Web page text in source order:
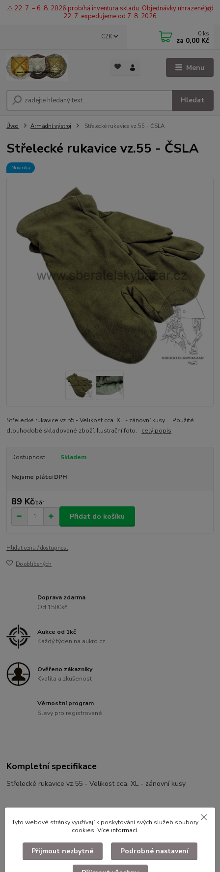
⚠️ 22. 7. – 6. 8. 2026 probíhá inventura skladu. Objednávky uhrazené od
22. 7. expedujeme od 7. 8. 2026
Menu
CZK
Hledat
0 ks
za 0,00 Kč
Úvod Armádní výstroj Střelecké rukavice vz.55 - ČSLA
Střelecké rukavice vz.55 - ČSLA
Novinka
Střelecké rukavice vz.55 - Velikost cca. XL - zánovní kusy Použité
dlouhodobě skladované zboží. Ilustrační foto. celý popis
Dostupnost Skladem
Nejsme plátci DPH
89 Kč/pár
Přidat do košíku
Hlídat cenu / dostupnost
Do oblíbených
Doprava zdarma
Od 1500kč
Aukce od 1kč
Každý týden na aukro.cz
Ověřeno zákazníky
Kvalita a zkušenost
Věrnostní program
Slevy pro registrované
Kompletní specifikace
Střelecké rukavice vz.55 - Velikost cca. XL - zánovní kusy
Použité dlouhodobě skladované zboží. Ilustrační foto.
Tyto webové stránky využívají k poskytování svých služeb soubory
cookies. Více informací.
Přijmout nezbytné Podrobné nastavení